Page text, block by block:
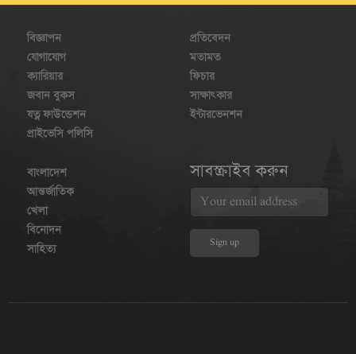
বিজ্ঞাপন
যোগাযোগ
ক্যারিয়ার
জবান বুকস
যত্ন ফাউন্ডেশন
প্রাইভেসি পলিসি
প্রতিবেদন
মতামত
ফিচার
সাক্ষাৎকার
ইন্টারভেনশন
বাংলাদেশ
আন্তর্জাতিক
খেলা
বিনোদন
সাহিত্য
সাবস্ক্রাইব করুন